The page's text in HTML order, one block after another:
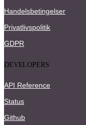
Handelsbetingelser
Privatlivspolitik
GDPR
DEVELOPERS
API Reference
Status
Github